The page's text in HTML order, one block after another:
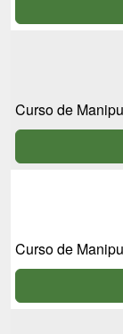
Curso de
Curso de